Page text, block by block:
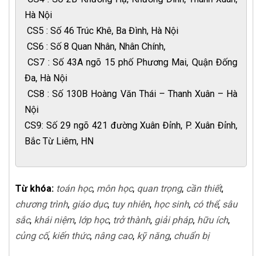
Hà Nội
CS5 : Số 46 Trúc Khê, Ba Đình, Hà Nội
CS6 : Số 8 Quan Nhân, Nhân Chính,
CS7 : Số 43A ngõ 15 phố Phương Mai, Quận Đống
Đa, Hà Nội
CS8 : Số 130B Hoàng Văn Thái – Thanh Xuân – Hà
Nội
CS9: Số 29 ngõ 421 đường Xuân Đỉnh, P. Xuân Đỉnh,
Bắc Từ Liêm, HN
Từ khóa: toán học, môn học, quan trọng, cần thiết,
chương trình, giáo dục, tuy nhiên, học sinh, có thể, sâu
sắc, khái niệm, lớp học, trở thành, giải pháp, hữu ích,
củng cố, kiến thức, nâng cao, kỹ năng, chuẩn bị